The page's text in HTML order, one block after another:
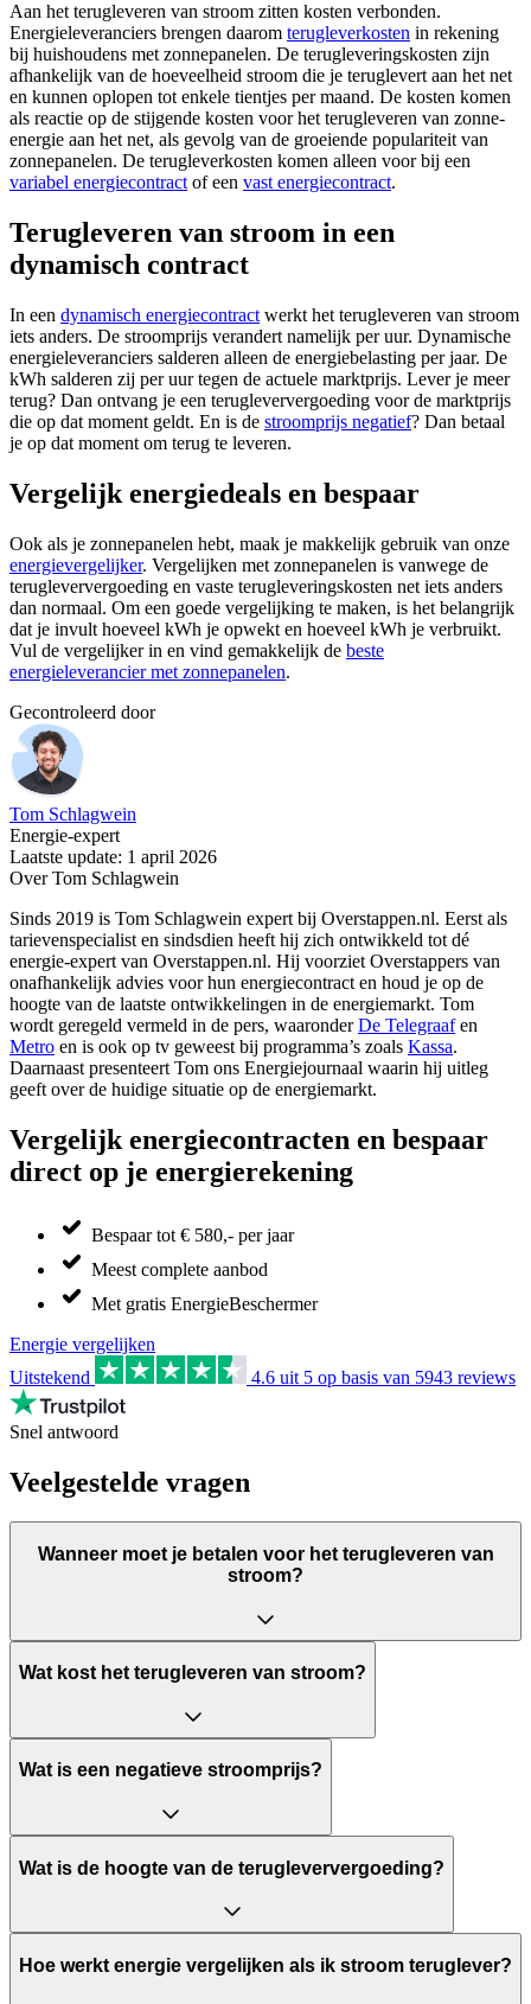
Aan het terugleveren van stroom zitten kosten verbonden.
Energieleveranciers brengen daarom terugleverkosten in rekening
bij huishoudens met zonnepanelen. De terugleveringskosten zijn
afhankelijk van de hoeveelheid stroom die je teruglevert aan het net
en kunnen oplopen tot enkele tientjes per maand. De kosten komen
als reactie op de stijgende kosten voor het terugleveren van zonne-
energie aan het net, als gevolg van de groeiende populariteit van
zonnepanelen. De terugleverkosten komen alleen voor bij een
variabel energiecontract of een vast energiecontract.
Terugleveren van stroom in een
dynamisch contract
In een dynamisch energiecontract werkt het terugleveren van stroom
iets anders. De stroomprijs verandert namelijk per uur. Dynamische
energieleveranciers salderen alleen de energiebelasting per jaar. De
kWh salderen zij per uur tegen de actuele marktprijs. Lever je meer
terug? Dan ontvang je een terugleververgoeding voor de marktprijs
die op dat moment geldt. En is de stroomprijs negatief? Dan betaal
je op dat moment om terug te leveren.
Vergelijk energiedeals en bespaar
Ook als je zonnepanelen hebt, maak je makkelijk gebruik van onze
energievergelijker. Vergelijken met zonnepanelen is vanwege de
terugleververgoeding en vaste terugleveringskosten net iets anders
dan normaal. Om een goede vergelijking te maken, is het belangrijk
dat je invult hoeveel kWh je opwekt en hoeveel kWh je verbruikt.
Vul de vergelijker in en vind gemakkelijk de beste
energieleverancier met zonnepanelen.
Gecontroleerd door
Tom Schlagwein
Energie-expert
Laatste update: 1 april 2026
Over Tom Schlagwein
Sinds 2019 is Tom Schlagwein expert bij Overstappen.nl. Eerst als
tarievenspecialist en sindsdien heeft hij zich ontwikkeld tot dé
energie-expert van Overstappen.nl. Hij voorziet Overstappers van
onafhankelijk advies voor hun energiecontract en houd je op de
hoogte van de laatste ontwikkelingen in de energiemarkt. Tom
wordt geregeld vermeld in de pers, waaronderDe Telegraafen
Metro en is ook op tv geweest bij programma’s zoals Kassa.
Daarnaast presenteert Tom ons Energiejournaal waarin hij uitleg
geeft over de huidige situatie op de energiemarkt.
Vergelijk energiecontracten en bespaar
direct op je energierekening
Bespaar tot € 580,- per jaar
Meest complete aanbod
Met gratis EnergieBeschermer
Energie vergelijken
Uitstekend
4.6 uit 5 op basis van 5943 reviews
Snel antwoord
Veelgestelde vragen
Wanneer moet je betalen voor het terugleveren van
stroom?
Wat kost het terugleveren van stroom?
Wat is een negatieve stroomprijs?
Wat is de hoogte van de terugleververgoeding?
Hoe werkt energie vergelijken als ik stroom teruglever?